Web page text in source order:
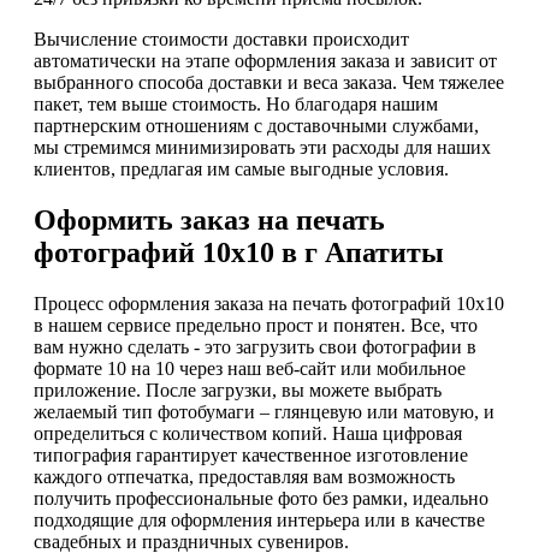
Вычисление стоимости доставки происходит
автоматически на этапе оформления заказа и зависит от
выбранного способа доставки и веса заказа. Чем тяжелее
пакет, тем выше стоимость. Но благодаря нашим
партнерским отношениям с доставочными службами,
мы стремимся минимизировать эти расходы для наших
клиентов, предлагая им самые выгодные условия.
Оформить заказ на печать
фотографий 10х10 в г Апатиты
Процесс оформления заказа на печать фотографий 10х10
в нашем сервисе предельно прост и понятен. Все, что
вам нужно сделать - это загрузить свои фотографии в
формате 10 на 10 через наш веб-сайт или мобильное
приложение. После загрузки, вы можете выбрать
желаемый тип фотобумаги – глянцевую или матовую, и
определиться с количеством копий. Наша цифровая
типография гарантирует качественное изготовление
каждого отпечатка, предоставляя вам возможность
получить профессиональные фото без рамки, идеально
подходящие для оформления интерьера или в качестве
свадебных и праздничных сувениров.